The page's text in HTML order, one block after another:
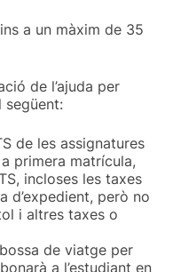
a un màxim de 35
de l’ajuda per
següent:
de les assignatures
primera matrícula,
incloses les taxes
d’expedient, però no
i altres taxes o
de viatge per
a l’estudiant en